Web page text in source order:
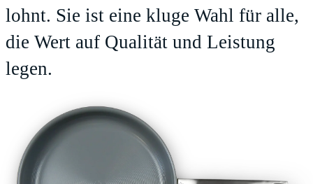
lohnt. Sie ist eine kluge Wahl für alle,
die Wert auf Qualität und Leistung
legen.